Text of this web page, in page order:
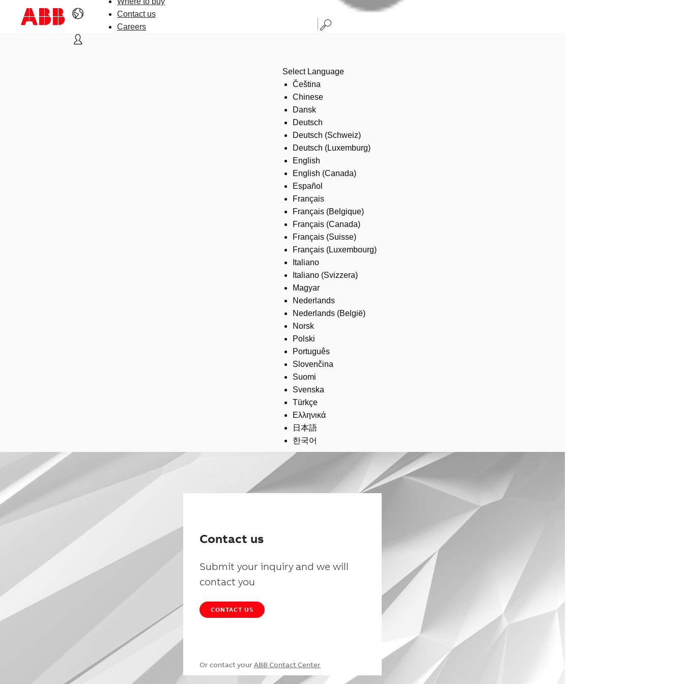
Contact us
Careers
Select Language
Čeština
Chinese
Dansk
Deutsch
Deutsch (Schweiz)
Deutsch (Luxemburg)
English
English (Canada)
Español
Français
Français (Belgique)
Français (Canada)
Français (Suisse)
Français (Luxembourg)
Italiano
Italiano (Svizzera)
Magyar
Nederlands
Nederlands (België)
Norsk
Polski
Português
Slovenčina
Suomi
Svenska
Türkçe
Ελληνικά
日本語
한국어
Contact us
Submit your inquiry and we will
contact you
CONTACT US
Or contact your ABB Contact Center